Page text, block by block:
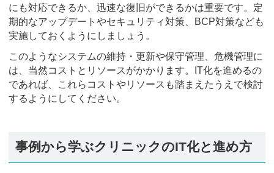
にも対応できるか、迅速な復旧ができるかは重要です。定
期的なアップデートやセキュリティ対策、BCP対策なども
実施しておくようにしましょう。
このようなシステムの維持・更新や保守管理、危機管理に
は、当然コストとリソースがかかります。IT化を進めるの
であれば、これらコストやリソースも踏まえたうえで検討
するようにしてください。
事例から学ぶクリニックのIT化と進め方